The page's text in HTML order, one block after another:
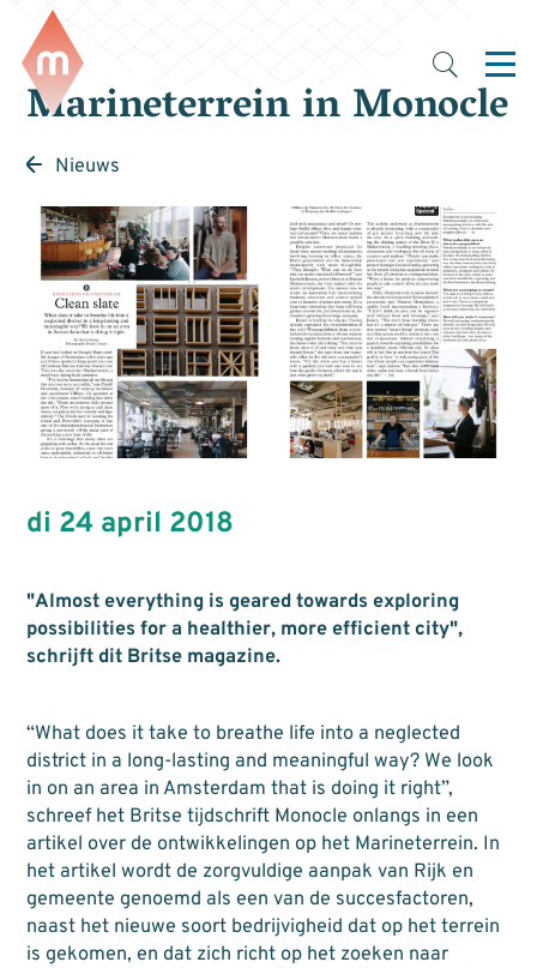
Marineterrein in Monocle
Nieuws
di 24 april 2018
"Almost everything is geared towards exploring
possibilities for a healthier, more efficient city",
schrijft dit Britse magazine.
“What does it take to breathe life into a neglected
district in a long-lasting and meaningful way? We look
in on an area in Amsterdam that is doing it right”,
schreef het Britse tijdschrift Monocle onlangs in een
artikel over de ontwikkelingen op het Marineterrein. In
het artikel wordt de zorgvuldige aanpak van Rijk en
gemeente genoemd als een van de succesfactoren,
naast het nieuwe soort bedrijvigheid dat op het terrein
is gekomen, en dat zich richt op het zoeken naar